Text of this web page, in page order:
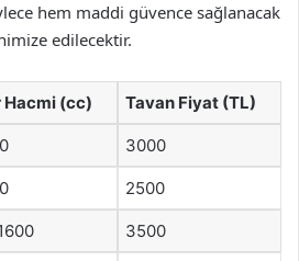
hem maddi güvence sağlanacak
edilecektir.
Hacmi (cc) Tavan Fiyat (TL)
3000
2500
3500